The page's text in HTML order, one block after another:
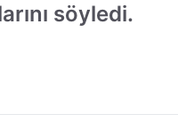
söyledi.